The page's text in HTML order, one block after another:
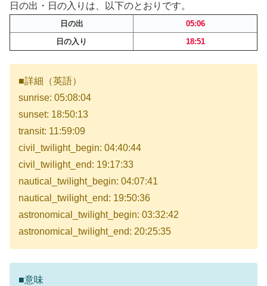
日の出・日の入りは、以下のとおりです。
日の出
05:06
日の入り
18:51
■詳細（英語）
sunrise: 05:08:04
sunset: 18:50:13
transit: 11:59:09
civil_twilight_begin: 04:40:44
civil_twilight_end: 19:17:33
nautical_twilight_begin: 04:07:41
nautical_twilight_end: 19:50:36
astronomical_twilight_begin: 03:32:42
astronomical_twilight_end: 20:25:35
■意味